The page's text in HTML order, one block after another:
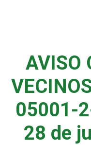
AVISO
05001-
28 de